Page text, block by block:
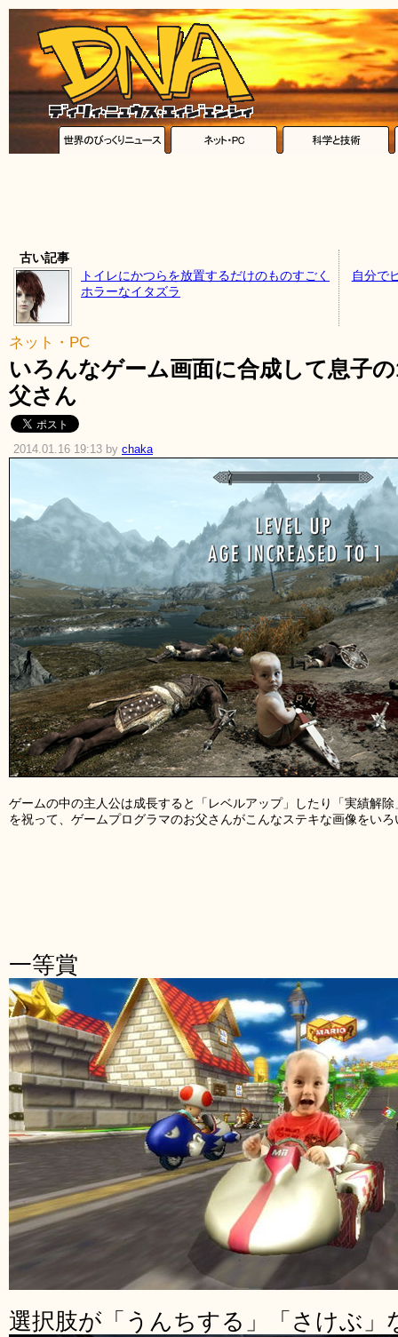
古い記事
トイレにかつらを放置するだけのものすごく
ホラーなイタズラ
自分で
ネット・PC
いろんなゲーム画面に合成して息子
父さん
2014.01.16 19:13 by chaka
ゲームの中の主人公は成長すると「レベルアップ」したり「実績解
を祝って、ゲームプログラマのお父さんがこんなステキな画像をい
一等賞
選択肢が「うんちする」「さけぶ」